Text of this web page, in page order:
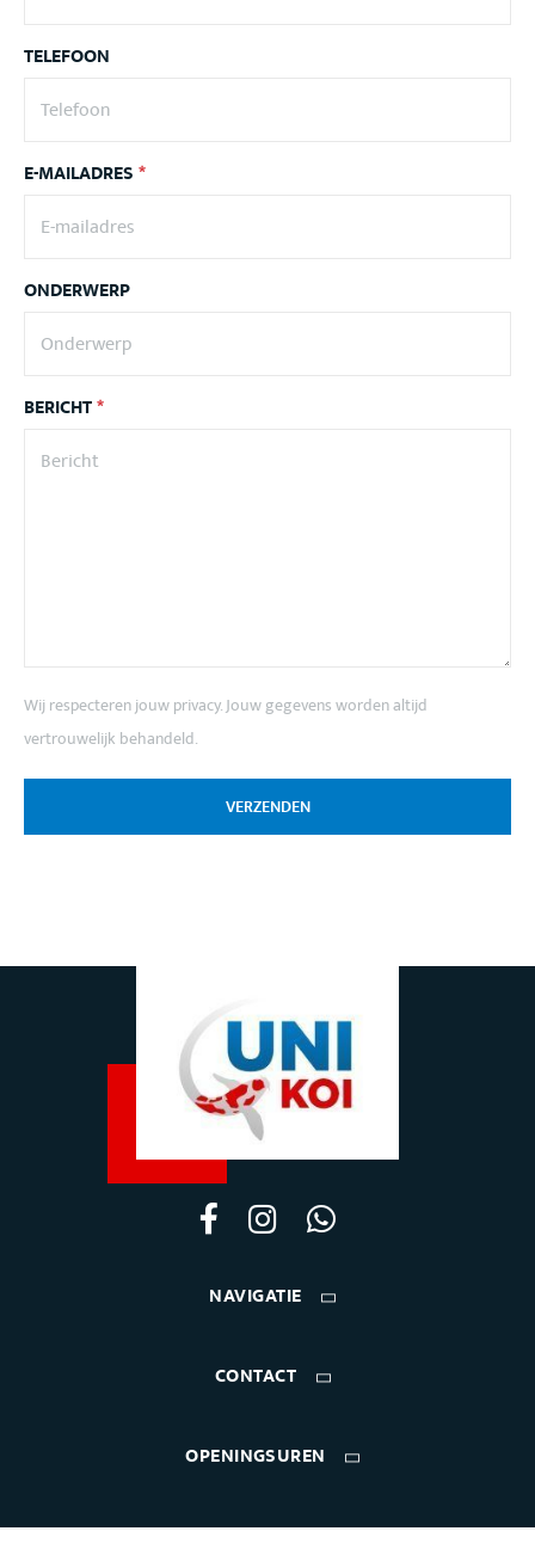
TELEFOON
E-MAILADRES*
ONDERWERP
BERICHT*
Wij respecteren jouw privacy. Jouw gegevens worden altijd
vertrouwelijk behandeld.
VERZENDEN
NAVIGATIE
CONTACT
OPENINGSUREN